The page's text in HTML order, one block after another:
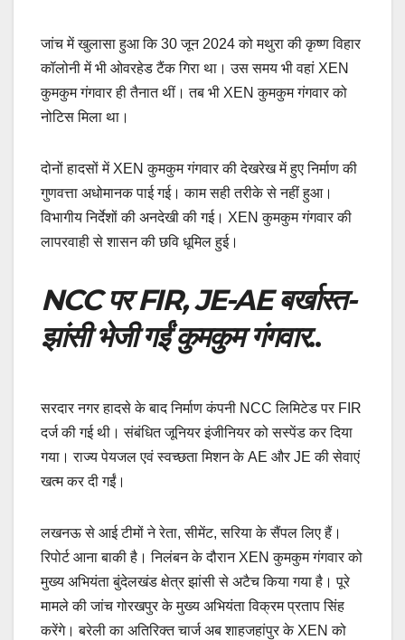
जांच में खुलासा हुआ कि 30 जून 2024 को मथुरा की कृष्ण विहार
कॉलोनी में भी ओवरहेड टैंक गिरा था। उस समय भी वहां XEN
कुमकुम गंगवार ही तैनात थीं। तब भी XEN कुमकुम गंगवार को
नोटिस मिला था।
दोनों हादसों में XEN कुमकुम गंगवार की देखरेख में हुए निर्माण की
गुणवत्ता अधोमानक पाई गई। काम सही तरीके से नहीं हुआ।
विभागीय निर्देशों की अनदेखी की गई। XEN कुमकुम गंगवार की
लापरवाही से शासन की छवि धूमिल हुई।
NCC पर FIR, JE-AE बर्खास्त-
झांसी भेजी गईं कुमकुम गंगवार..
सरदार नगर हादसे के बाद निर्माण कंपनी NCC लिमिटेड पर FIR
दर्ज की गई थी। संबंधित जूनियर इंजीनियर को सस्पेंड कर दिया
गया। राज्य पेयजल एवं स्वच्छता मिशन के AE और JE की सेवाएं
खत्म कर दी गईं।
लखनऊ से आई टीमों ने रेता, सीमेंट, सरिया के सैंपल लिए हैं।
रिपोर्ट आना बाकी है। निलंबन के दौरान XEN कुमकुम गंगवार को
मुख्य अभियंता बुंदेलखंड क्षेत्र झांसी से अटैच किया गया है। पूरे
मामले की जांच गोरखपुर के मुख्य अभियंता विक्रम प्रताप सिंह
करेंगे। बरेली का अतिरिक्त चार्ज अब शाहजहांपुर के XEN को